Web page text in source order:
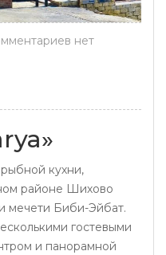
нет
кухни,
районе Шихово
мечети Биби-Эйбат.
гостевыми
и панорамной